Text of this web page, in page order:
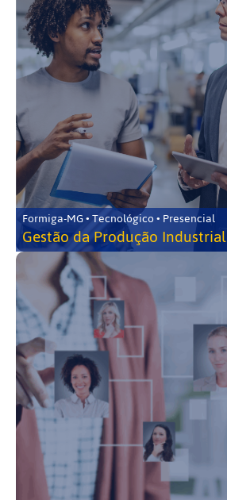
Formiga-MG • Tecnológico • Presencial
Gestão da Produção Industrial